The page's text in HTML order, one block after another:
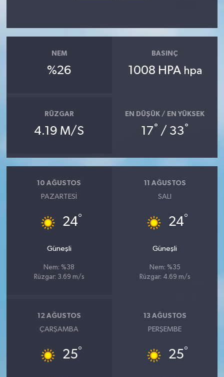
NEM
%26
BASINÇ
1008 HPA hpa
RÜZGAR
4.19 M/S
EN DÜŞÜK / EN YÜKSEK
17° / 33°
10 AĞUSTOS
PAZARTESI
24°
Güneşli
Nem: %38
Rüzgar: 3.69 m/s
11 AĞUSTOS
SALI
24°
Güneşli
Nem: %35
Rüzgar: 4.69 m/s
12 AĞUSTOS
ÇARŞAMBA
25°
13 AĞUSTOS
PERŞEMBE
25°